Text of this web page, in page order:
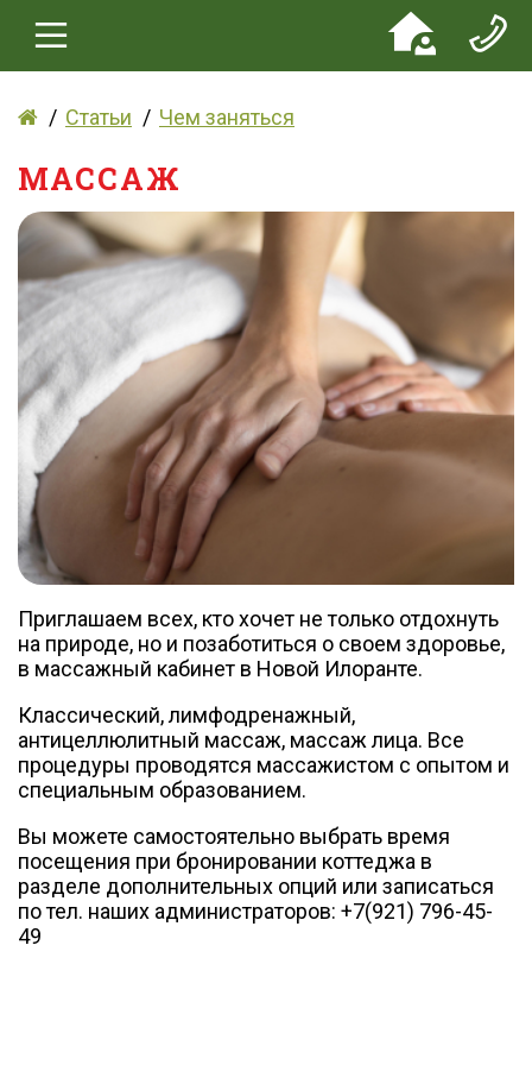
Статьи Чем заняться
МАССАЖ
Приглашаем всех, кто хочет не только отдохнуть
на природе, но и позаботиться о своем здоровье,
в массажный кабинет в Новой Илоранте.
Классический, лимфодренажный,
антицеллюлитный массаж, массаж лица. Все
процедуры проводятся массажистом с опытом и
специальным образованием.
Вы можете самостоятельно выбрать время
посещения при бронировании коттеджа в
разделе дополнительных опций или записаться
по тел. наших администраторов: +7(921) 796-45-
49​